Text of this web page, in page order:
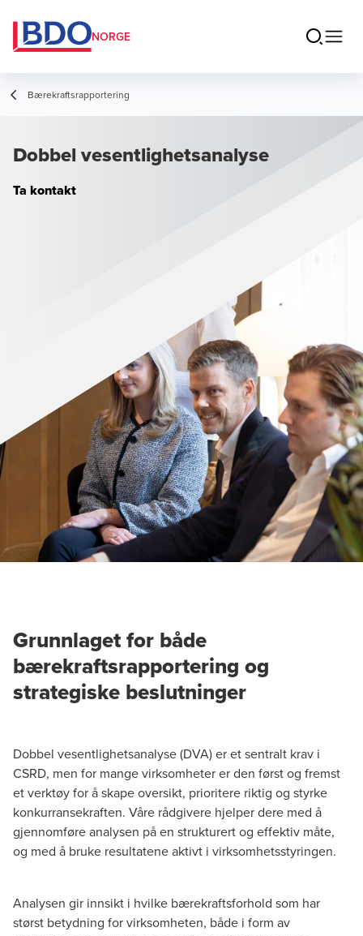
NORGE
Bærekraftsrapportering
Dobbel vesentlighetsanalyse
Ta kontakt
Grunnlaget for både
bærekraftsrapportering og
strategiske beslutninger
Dobbel vesentlighetsanalyse (DVA) er et sentralt krav i
CSRD, men for mange virksomheter er den først og fremst
et verktøy for å skape oversikt, prioritere riktig og styrke
konkurransekraften. Våre rådgivere hjelper dere med å
gjennomføre analysen på en strukturert og effektiv måte,
og med å bruke resultatene aktivt i virksomhetsstyringen.
Analysen gir innsikt i hvilke bærekraftsforhold som har
størst betydning for virksomheten, både i form av